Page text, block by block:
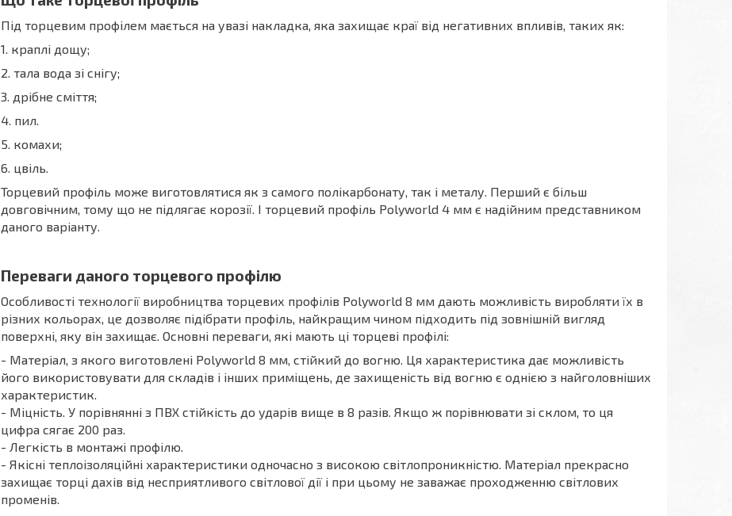
Під торцевим профілем мається на увазі накладка, яка захищає краї від негативних впливів, таких як:
1. краплі дощу;
2. тала вода зі снігу;
3. дрібне сміття;
4. пил.
5. комахи;
6. цвіль.
Торцевий профіль може виготовлятися як з самого полікарбонату, так і металу. Перший є більш
довговічним, тому що не підлягає корозії. І торцевий профіль Polyworld 4 мм є надійним представником
даного варіанту.
Переваги даного торцевого профілю
Особливості технології виробництва торцевих профілів Polyworld 8 мм дають можливість виробляти їх в
різних кольорах, це дозволяє підібрати профіль, найкращим чином підходить під зовнішній вигляд
поверхні, яку він захищає. Основні переваги, які мають ці торцеві профілі:
- Матеріал, з якого виготовлені Polyworld 8 мм, стійкий до вогню. Ця характеристика дає можливість
його використовувати для складів і інших приміщень, де захищеність від вогню є однією з найголовніших
характеристик.
- Міцність. У порівнянні з ПВХ стійкість до ударів вище в 8 разів. Якщо ж порівнювати зі склом, то ця
цифра сягає 200 раз.
- Легкість в монтажі профілю.
- Якісні теплоізоляційні характеристики одночасно з високою світлопроникністю. Матеріал прекрасно
захищає торці дахів від несприятливого світлової дії і при цьому не заважає проходженню світлових
променів.